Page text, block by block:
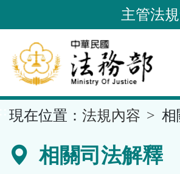
到
要
內
容
區
主管法
現在位置： 法規內容 相
相關司法解釋